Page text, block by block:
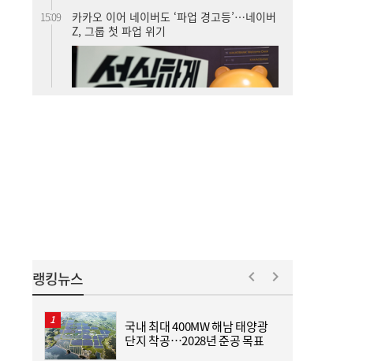
짜 니즈’에 답하겠다”
14:34
[정승현의 소재 탐구] ‘태양광 핵심’ 폴리실리
콘…美·中 경쟁 속 K태양광 실익 모색
랭킹뉴스
국내 최대 400MW 해남 태양광
단지 착공…2028년 준공 목표